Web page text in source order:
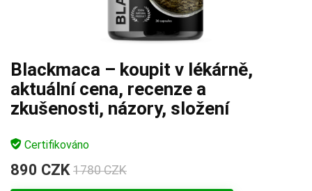
Blackmaca – koupit v lékárně,
aktuální cena, recenze a
zkušenosti, názory, složení
Certifikováno
890 CZK 1780 CZK